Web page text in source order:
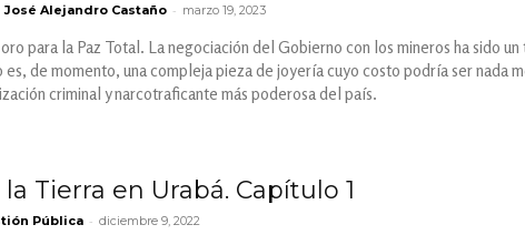
José Alejandro Castaño - marzo 19, 2023
para la Paz Total. La negociación del Gobierno con los mineros ha sido
de momento, una compleja pieza de joyería cuyo costo podría ser nada
criminal y narcotraficante más poderosa del país.
Tierra en Urabá. Capítulo 1
Pública - diciembre 9, 2022